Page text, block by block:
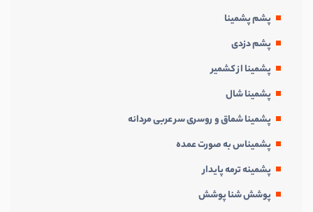
پشم پشمینا
پشم دزدی
پشمینا از کشمیر
پشمینا شال
پشمینا شماق و روسری سر عربی مردانه
پشمیناس به صورت عمده
پشمینه ترمه پایدار
پوشش شنا پوشش